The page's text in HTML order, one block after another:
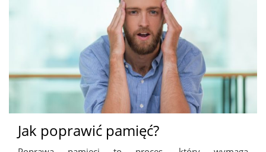
Jak poprawić pamięć?